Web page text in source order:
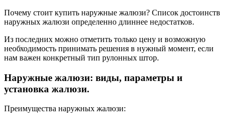
Почему стоит купить наружные жалюзи? Список достоинств
наружных жалюзи определенно длиннее недостатков.
Из последних можно отметить только цену и возможную
необходимость принимать решения в нужный момент, если
нам важен конкретный тип рулонных штор.
Наружные жалюзи: виды, параметры и
установка жалюзи.
Преимущества наружных жалюзи: